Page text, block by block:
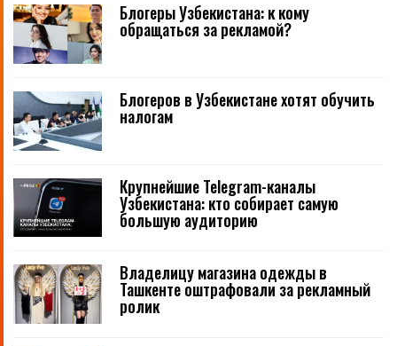
Блогеры Узбекистана: к кому
обращаться за рекламой?
Блогеров в Узбекистане хотят обучить
налогам
Крупнейшие Telegram-каналы
Узбекистана: кто собирает самую
большую аудиторию
Владелицу магазина одежды в
Ташкенте оштрафовали за рекламный
ролик